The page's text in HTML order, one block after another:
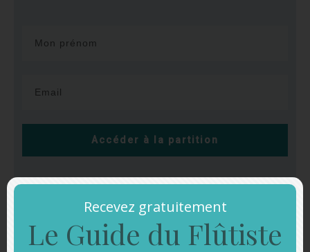
Accéder à la partition
Recevez gratuitement
Le Guide du Flûtiste